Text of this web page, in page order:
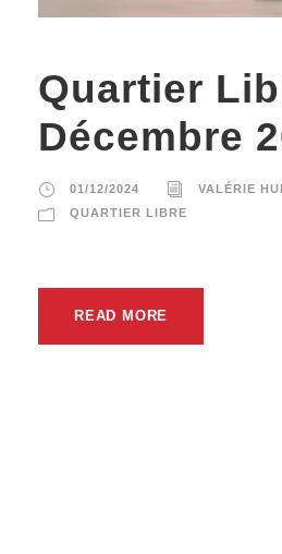
Quartier
Décembre
01/12/2024
VALÉRIE
QUARTIER LIBRE
READ MORE